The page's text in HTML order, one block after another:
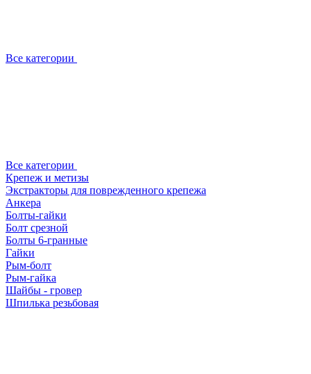
Все категории
Все категории
Крепеж и метизы
Экстракторы для поврежденного крепежа
Анкера
Болты-гайки
Болт срезной
Болты 6-гранные
Гайки
Рым-болт
Рым-гайка
Шайбы - гровер
Шпилька резьбовая